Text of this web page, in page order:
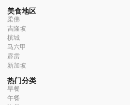
美食地区
柔佛
吉隆坡
槟城
马六甲
霹雳
新加坡
热门分类
早餐
午餐